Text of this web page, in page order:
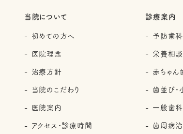
当院について
初めての方へ
医院理念
治療方針
当院のこだわり
医院案内
アクセス・診療時間
診療案内
予防歯科
栄養相談
赤ちゃん
歯並び・
一般歯科
歯周病